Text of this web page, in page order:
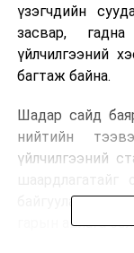
үзэгчдийн
засвар,
үйлчилгээний
багтаж байна.
Шадар сайд
нийтийн
үйлчилгээний
байгуулалтын
гарын авлага